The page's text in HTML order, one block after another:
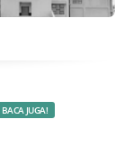
BACA JUGA!